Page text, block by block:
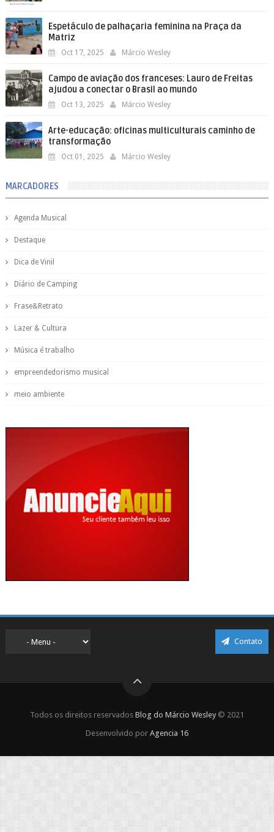
Espetáculo de palhaçaria feminina na Praça da
Matriz
Oct 17, 2025 Márcio Wesley
Campo de aviação dos franceses: Lauro de Freitas
ajudou a conectar o Brasil ao mundo
Oct 13, 2025 Márcio Wesley
Arte-educação: oficinas multiculturais caminho de
transformação
Oct 01, 2025 Márcio Wesley
MARCADORES
Agenda Musical
Destaque
Dica de Vinil
Diário de Camping
Frase&Retrato
Lazer & Cultura
Música é trabalho
empreendedorismo musical
meio ambiente
Contato
Todos os direitos reservados Blog do Márcio Wesley © 2021
Desenvolvido por Agencia 16